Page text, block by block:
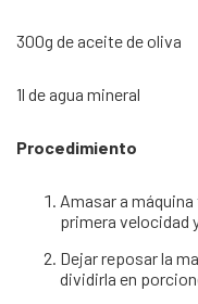
300g de aceite de oliva
1l de agua mineral
Procedimiento
Amasar a
primera velocidad
Dejar reposar la
dividirla en